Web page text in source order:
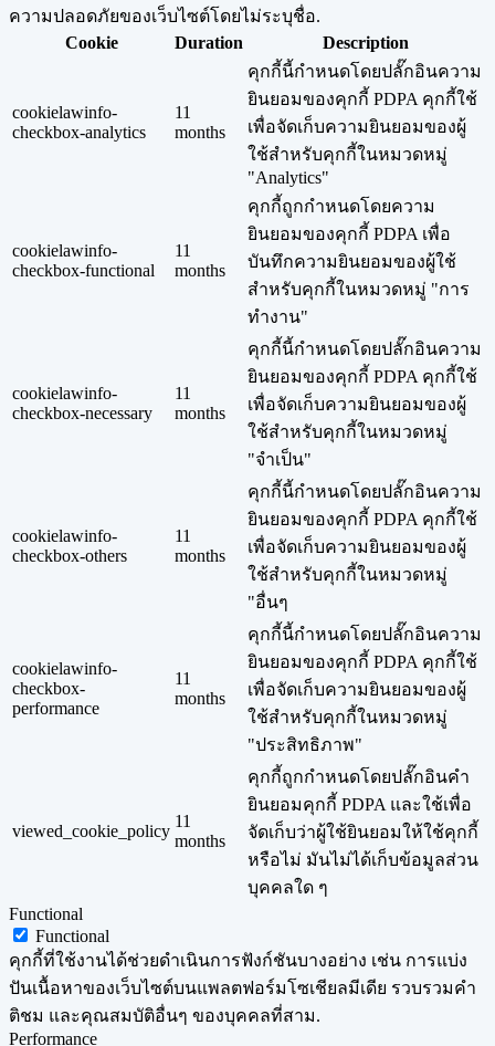
ความปลอดภัยของเว็บไซต์โดยไม่ระบุชื่อ.
Cookie
Duration Description
cookielawinfo-
checkbox-analytics
11
months
คุกกี้นี้กำหนดโดยปลั๊กอินความ
ยินยอมของคุกกี้ PDPA คุกกี้ใช้
เพื่อจัดเก็บความยินยอมของผู้
ใช้สำหรับคุกกี้ในหมวดหมู่
"Analytics"
cookielawinfo-
checkbox-functional
11
months
คุกกี้ถูกกำหนดโดยความ
ยินยอมของคุกกี้ PDPA เพื่อ
บันทึกความยินยอมของผู้ใช้
สำหรับคุกกี้ในหมวดหมู่ "การ
ทำงาน"
cookielawinfo-
checkbox-necessary
11
months
คุกกี้นี้กำหนดโดยปลั๊กอินความ
ยินยอมของคุกกี้ PDPA คุกกี้ใช้
เพื่อจัดเก็บความยินยอมของผู้
ใช้สำหรับคุกกี้ในหมวดหมู่
"จำเป็น"
cookielawinfo-
checkbox-others
11
months
คุกกี้นี้กำหนดโดยปลั๊กอินความ
ยินยอมของคุกกี้ PDPA คุกกี้ใช้
เพื่อจัดเก็บความยินยอมของผู้
ใช้สำหรับคุกกี้ในหมวดหมู่
"อื่นๆ
cookielawinfo-
checkbox-
performance
11
months
คุกกี้นี้กำหนดโดยปลั๊กอินความ
ยินยอมของคุกกี้ PDPA คุกกี้ใช้
เพื่อจัดเก็บความยินยอมของผู้
ใช้สำหรับคุกกี้ในหมวดหมู่
"ประสิทธิภาพ"
viewed_cookie_policy
11
months
คุกกี้ถูกกำหนดโดยปลั๊กอินคำ
ยินยอมคุกกี้ PDPA และใช้เพื่อ
จัดเก็บว่าผู้ใช้ยินยอมให้ใช้คุกกี้
หรือไม่ มันไม่ได้เก็บข้อมูลส่วน
บุคคลใด ๆ
Functional
Functional
คุกกี้ที่ใช้งานได้ช่วยดำเนินการฟังก์ชันบางอย่าง เช่น การแบ่ง
ปันเนื้อหาของเว็บไซต์บนแพลตฟอร์มโซเชียลมีเดีย รวบรวมคำ
ติชม และคุณสมบัติอื่นๆ ของบุคคลที่สาม.
Performance